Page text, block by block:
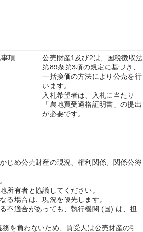
項
公売財産1及び2は、国税徴収法
第89条第3項の規定に基づき、
一括換価の方法により公売を行
います。
入札希望者は、入札に当たり
「農地買受適格証明書」の提出
が必要です。
じめ公売財産の現況、権利関係、関係公簿
所有者と協議してください。
る場合は、現況を優先します。
不適合があっても、執行機関 (国) は、担
を負わないため、買受人は公売財産の引